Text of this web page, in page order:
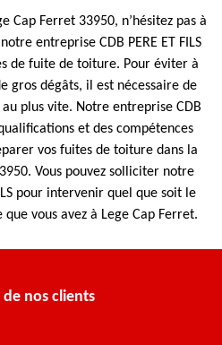
Cap Ferret 33950, n’hésitez pas à
entreprise CDB PERE ET FILS
de fuite de toiture. Pour éviter à
gros dégâts, il est nécessaire de
plus vite. Notre entreprise CDB
qualifications et des compétences
vos fuites de toiture dans la
Vous pouvez solliciter notre
pour intervenir quel que soit le
vous avez à Lege Cap Ferret.
de nos clients